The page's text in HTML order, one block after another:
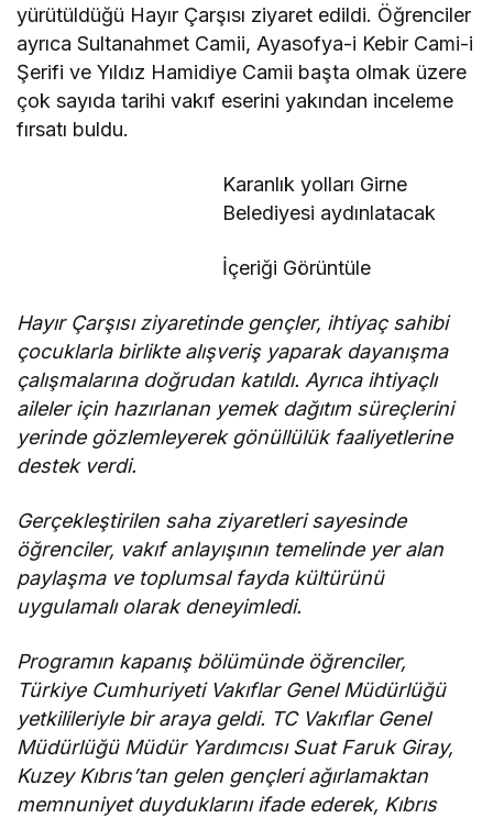
yürütüldüğü Hayır Çarşısı ziyaret edildi. Öğrenciler
ayrıca Sultanahmet Camii, Ayasofya-i Kebir Cami-i
Şerifi ve Yıldız Hamidiye Camii başta olmak üzere
çok sayıda tarihi vakıf eserini yakından inceleme
fırsatı buldu.
Karanlık yolları Girne
Belediyesi aydınlatacak
İçeriği Görüntüle
Hayır Çarşısı ziyaretinde gençler, ihtiyaç sahibi
çocuklarla birlikte alışveriş yaparak dayanışma
çalışmalarına doğrudan katıldı. Ayrıca ihtiyaçlı
aileler için hazırlanan yemek dağıtım süreçlerini
yerinde gözlemleyerek gönüllülük faaliyetlerine
destek verdi.
Gerçekleştirilen saha ziyaretleri sayesinde
öğrenciler, vakıf anlayışının temelinde yer alan
paylaşma ve toplumsal fayda kültürünü
uygulamalı olarak deneyimledi.
Programın kapanış bölümünde öğrenciler,
Türkiye Cumhuriyeti Vakıflar Genel Müdürlüğü
yetkilileriyle bir araya geldi. TC Vakıflar Genel
Müdürlüğü Müdür Yardımcısı Suat Faruk Giray,
Kuzey Kıbrıs’tan gelen gençleri ağırlamaktan
memnuniyet duyduklarını ifade ederek, Kıbrıs